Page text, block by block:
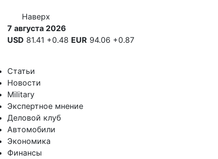
Наверх
7 августа 2026
USD 81.41 +0.48 EUR 94.06 +0.87
Статьи
Новости
Military
Экспертное мнение
Деловой клуб
Автомобили
Экономика
Финансы